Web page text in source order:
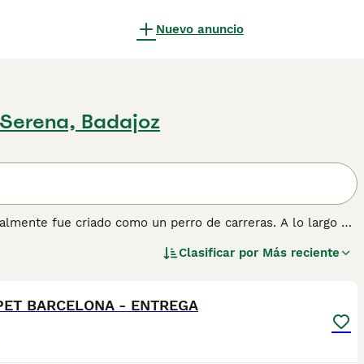
Nuevo anuncio
Badajoz
fue criado como un perro de carreras. A lo largo de
puede correr muy rápido, y hay registros que indican
sobre esta raza de perro.
Clasificar por Más reciente
BARCELONA - ENTREGA